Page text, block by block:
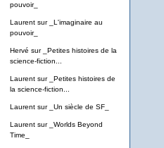
pouvoir_
Laurentsur
_L'imaginaire au
pouvoir_
Hervé sur
_Petites histoires de la
science-fiction...
Laurentsur
_Petites histoires de
la science-fiction...
Laurentsur _Un siècle de SF_
Laurentsur
_Worlds Beyond
Time_